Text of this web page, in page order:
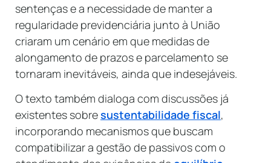
sentenças e a necessidade de manter a
regularidade previdenciária junto à União
criaram um cenário em que medidas de
alongamento de prazos e parcelamento se
tornaram inevitáveis, ainda que indesejáveis.
O texto também dialoga com discussões já
existentes sobresustentabilidade fiscal,
incorporando mecanismos que buscam
compatibilizar a gestão de passivos com o